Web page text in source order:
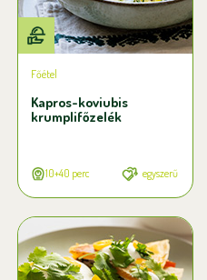
Főétel
Kapros-koviubis
krumplifőzelék
10+40 perc egyszerű